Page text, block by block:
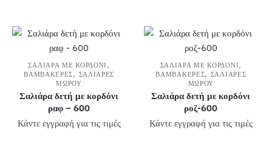
ΣΑΛΙΆΡΑ ΜΕ ΚΟΡΔΌΝΙ ,
ΒΑΜΒΑΚΕΡΈΣ, ΣΑΛΙΆΡΕΣ
ΜΩΡΟΎ
Σαλιάρα δετή με κορδόνι
ραφ – 600
Κάντε εγγραφή για τις τιμές
ΣΑΛΙΆΡΑ ΜΕ ΚΟΡΔΌΝΙ,
ΒΑΜΒΑΚΕΡΈΣ, ΣΑΛΙΆΡΕΣ
ΜΩΡΟΎ
Σαλιάρα δετή με κορδόνι
ροζ-600
Κάντε εγγραφή για τις τιμές